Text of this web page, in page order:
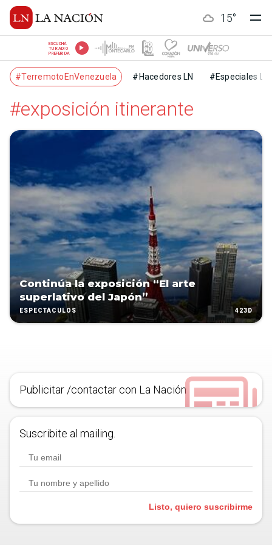
15°
ESCUCHÁ
TU RADIO
PREFERIDA
#TerremotoEnVenezuela #Hacedores LN #Especiales LN
#exposición itinerante
Continúa la exposición “El arte
superlativo del Japón”
ESPECTÁCULOS 423D
Publicitar /contactar con La Nación
Suscribite al mailing.
Listo, quiero suscribirme